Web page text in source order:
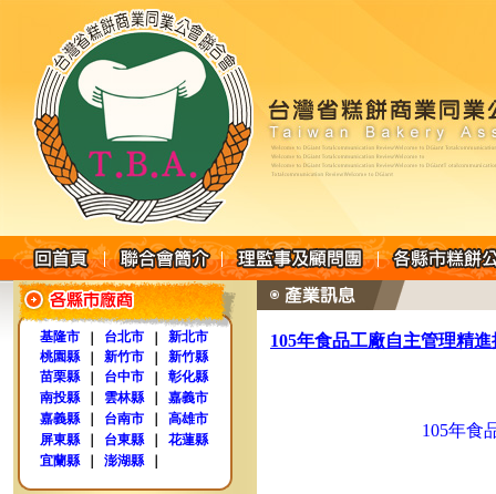
基隆市 台北市
新北市
桃園縣
新竹市
新竹縣
苗栗縣
台中市
彰化縣
南投縣
雲林縣
嘉義市
嘉義縣
台南市
高雄市
屏東縣
台東縣
花蓮縣
宜蘭縣
澎湖縣
105年食品工廠自主管理精
105年食